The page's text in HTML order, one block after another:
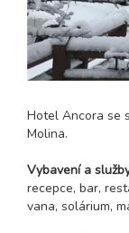
Hotel Ancora se
Molina.
Vybavení a
recepce, bar,
vana, solárium,